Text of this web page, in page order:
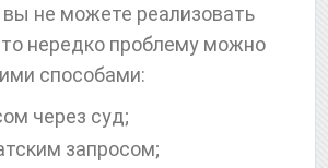
вы не можете реализовать
то нередко проблему можно
способами:
через суд;
запросом;